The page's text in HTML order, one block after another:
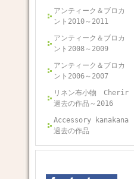
アンティーク＆ブロカ
ント2010～2011
アンティーク＆ブロカ
ント2008～2009
アンティーク＆ブロカ
ント2006～2007
リネン布小物 Cherir
過去の作品～2016
Accessory kanakana
過去の作品